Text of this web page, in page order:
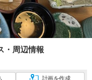
・周辺情報